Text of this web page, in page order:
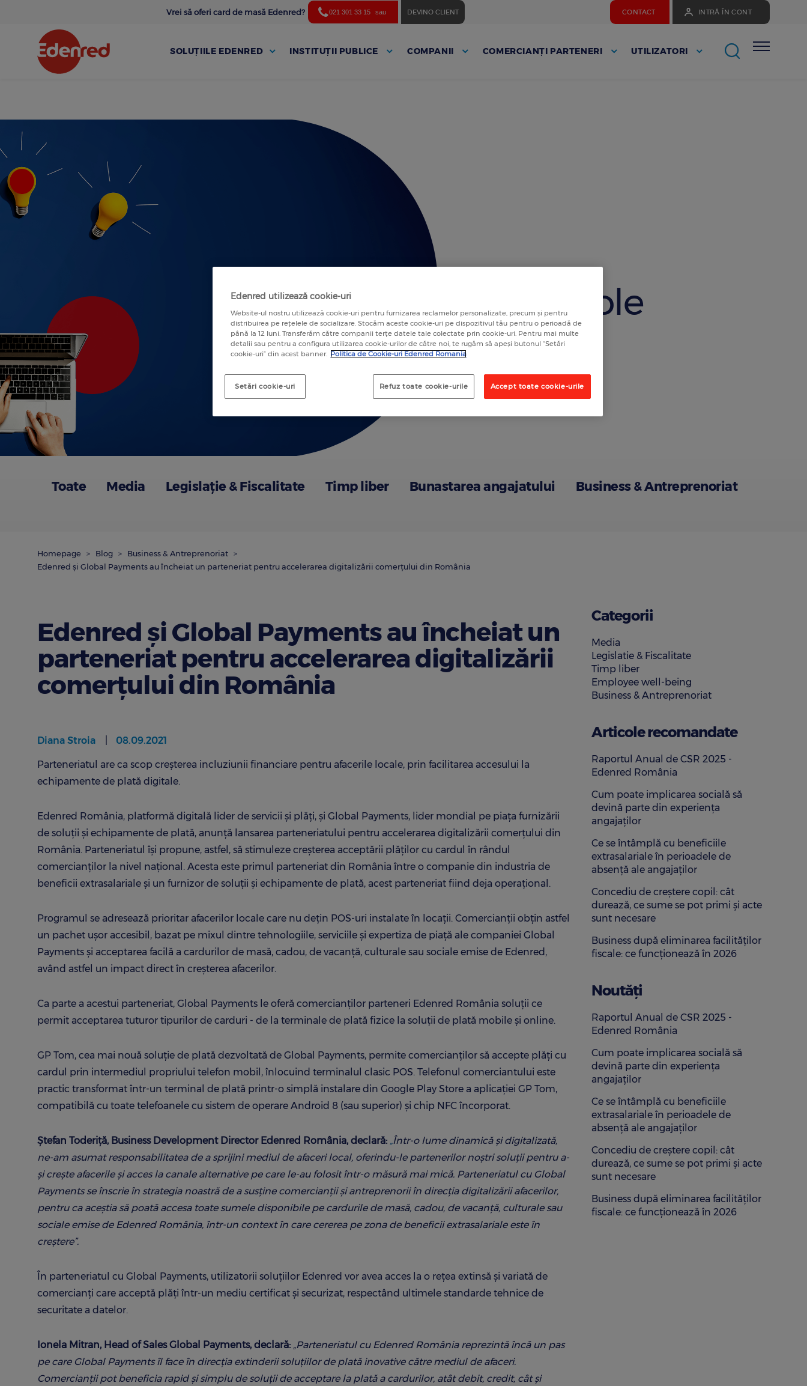
Vrei să oferi card de masă Edenred? 021 301 33 15 sau DEVINO CLIENT CONTACT INTRĂ ÎN CONT
SOLUȚIILE EDENRED INSTITUȚII PUBLICE COMPANII COMERCIANȚI PARTENERI UTILIZATORI
Articole
Toate Media Legislație & Fiscalitate Timp liber Bunastarea angajatului Business & Antreprenoriat
Homepage Blog
Business & Antreprenoriat
Edenred și Global Payments au încheiat un parteneriat pentru accelerarea digitalizării comerțului din România
Edenred și Global Payments au încheiat un
parteneriat pentru accelerarea digitalizării
comerțului din România
Diana Stroia 08.09.2021
Parteneriatul are ca scop creşterea incluziunii financiare pentru afacerile locale, prin facilitarea accesului la
echipamente de plată digitale.
Edenred România, platformă digitală lider de servicii și plăți, și Global Payments, lider mondial pe piața furnizării
de soluții și echipamente de plată, anunță lansarea parteneriatului pentru accelerarea digitalizării comerțului din
România. Parteneriatul își propune, astfel, să stimuleze creșterea acceptării plăților cu cardul în rândul
comercianților la nivel național. Acesta este primul parteneriat din România între o companie din industria de
beneficii extrasalariale și un furnizor de soluții și echipamente de plată, acest parteneriat fiind deja operaţional.
Programul se adresează prioritar afacerilor locale care nu dețin POS-uri instalate în locații. Comercianţii obţin astfel
un pachet ușor accesibil, bazat pe mixul dintre tehnologiile, serviciile și expertiza de piață ale companiei Global
Payments și acceptarea facilă a cardurilor de masă, cadou, de vacanță, culturale sau sociale emise de Edenred,
având astfel un impact direct în creşterea afacerilor.
Ca parte a acestui parteneriat, Global Payments le oferă comercianților parteneri Edenred România soluții ce
permit acceptarea tuturor tipurilor de carduri - de la terminale de plată fizice la soluții de plată mobile și online.
GP Tom, cea mai nouă soluție de plată dezvoltată de Global Payments, permite comercianţilor să accepte plăţi cu
cardul prin intermediul propriului telefon mobil, înlocuind terminalul clasic POS. Telefonul comerciantului este
practic transformat într-un terminal de plată printr-o simplă instalare din Google Play Store a aplicației GP Tom,
compatibilă cu toate telefoanele cu sistem de operare Android 8 (sau superior) şi chip NFC încorporat.
Ştefan Toderiţă, Business Development Director Edenred România, declară: „Într-o lume dinamică și digitalizată,
ne-am asumat responsabilitatea de a sprijini mediul de afaceri local, oferindu-le partenerilor noștri soluții pentru a-
și crește afacerile și acces la canale alternative pe care le-au folosit într-o măsură mai mică. Parteneriatul cu Global
Payments se înscrie în strategia noastră de a susţine comercianții și antreprenorii în direcția digitalizării afacerilor,
pentru ca aceștia să poată accesa toate sumele disponibile pe cardurile de masă, cadou, de vacanță, culturale sau
sociale emise de Edenred România, într-un context în care cererea pe zona de beneficii extrasalariale este în
creștere”.
În parteneriatul cu Global Payments, utilizatorii soluțiilor Edenred vor avea acces la o rețea extinsă și variată de
comercianți care acceptă plăți într-un mediu certificat și securizat, respectând ultimele standarde tehnice de
securitate a datelor.
Ionela Mitran, Head of Sales Global Payments, declară: „Parteneriatul cu Edenred România reprezintă încă un pas
pe care Global Payments îl face în direcția extinderii soluțiilor de plată inovative către mediul de afaceri.
Comercianții pot beneficia rapid și simplu de soluții de acceptare la plată a cardurilor, atât debit, credit, cât și
Categorii
Media
Legislatie & Fiscalitate
Timp liber
Employee well-being
Business & Antreprenoriat
Articole recomandate
Raportul Anual de CSR 2025 -
Edenred România
Cum poate implicarea socială să
devină parte din experiența
angajaților
Ce se întâmplă cu beneficiile
extrasalariale în perioadele de
absență ale angajaților
Concediu de creștere copil: cât
durează, ce sume se pot primi și acte
sunt necesare
Business după eliminarea facilităților
fiscale: ce funcționează în 2026
Noutăți
Raportul Anual de CSR 2025 -
Edenred România
Cum poate implicarea socială să
devină parte din experiența
angajaților
Ce se întâmplă cu beneficiile
extrasalariale în perioadele de
absență ale angajaților
Concediu de creștere copil: cât
durează, ce sume se pot primi și acte
sunt necesare
Business după eliminarea facilităților
fiscale: ce funcționează în 2026
Edenred utilizează cookie-uri
Website-ul nostru utilizează cookie-uri pentru furnizarea reclamelor personalizate, precum și pentru
distribuirea pe rețelele de socializare. Stocăm aceste cookie-uri pe dispozitivul tău pentru o perioadă de
până la 12 luni. Transferăm către companii terțe datele tale colectate prin cookie-uri. Pentru mai multe
detalii sau pentru a configura utilizarea cookie-urilor de către noi, te rugăm să apeși butonul “Setări
cookie-uri” din acest banner. Politica de Cookie-uri Edenred Romania
Setări cookie-uri Refuz toate cookie-urile Accept toate cookie-urile